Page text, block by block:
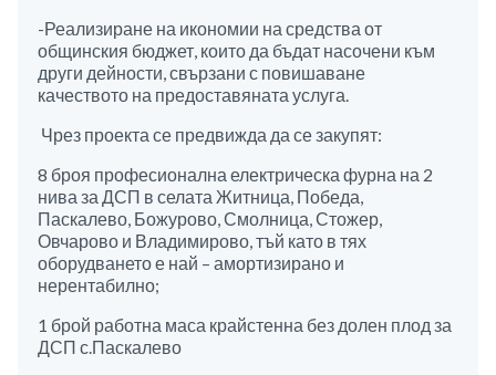
-Реализиране на икономии на средства от
общинския бюджет, които да бъдат насочени към
други дейности, свързани с повишаване
качеството на предоставяната услуга.
Чрез проекта се предвижда да се закупят:
8 броя професионална електрическа фурна на 2
нива за ДСП в селата Житница, Победа,
Паскалево, Божурово, Смолница, Стожер,
Овчарово и Владимирово, тъй като в тях
оборудването е най – амортизирано и
нерентабилно;
1 брой работна маса крайстенна без долен плод за
ДСП с.Паскалево